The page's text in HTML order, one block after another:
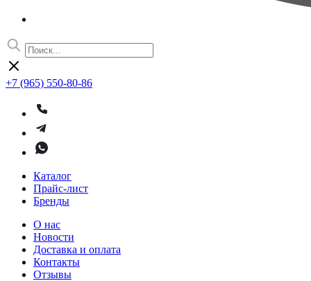
+7 (965) 550-80-86
Каталог
Прайс-лист
Бренды
О нас
Новости
Доставка и оплата
Контакты
Отзывы